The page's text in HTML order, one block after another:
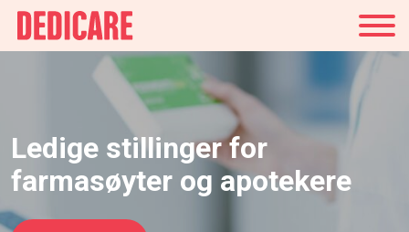
Ledige stillinger for
farmasøyter og apotekere